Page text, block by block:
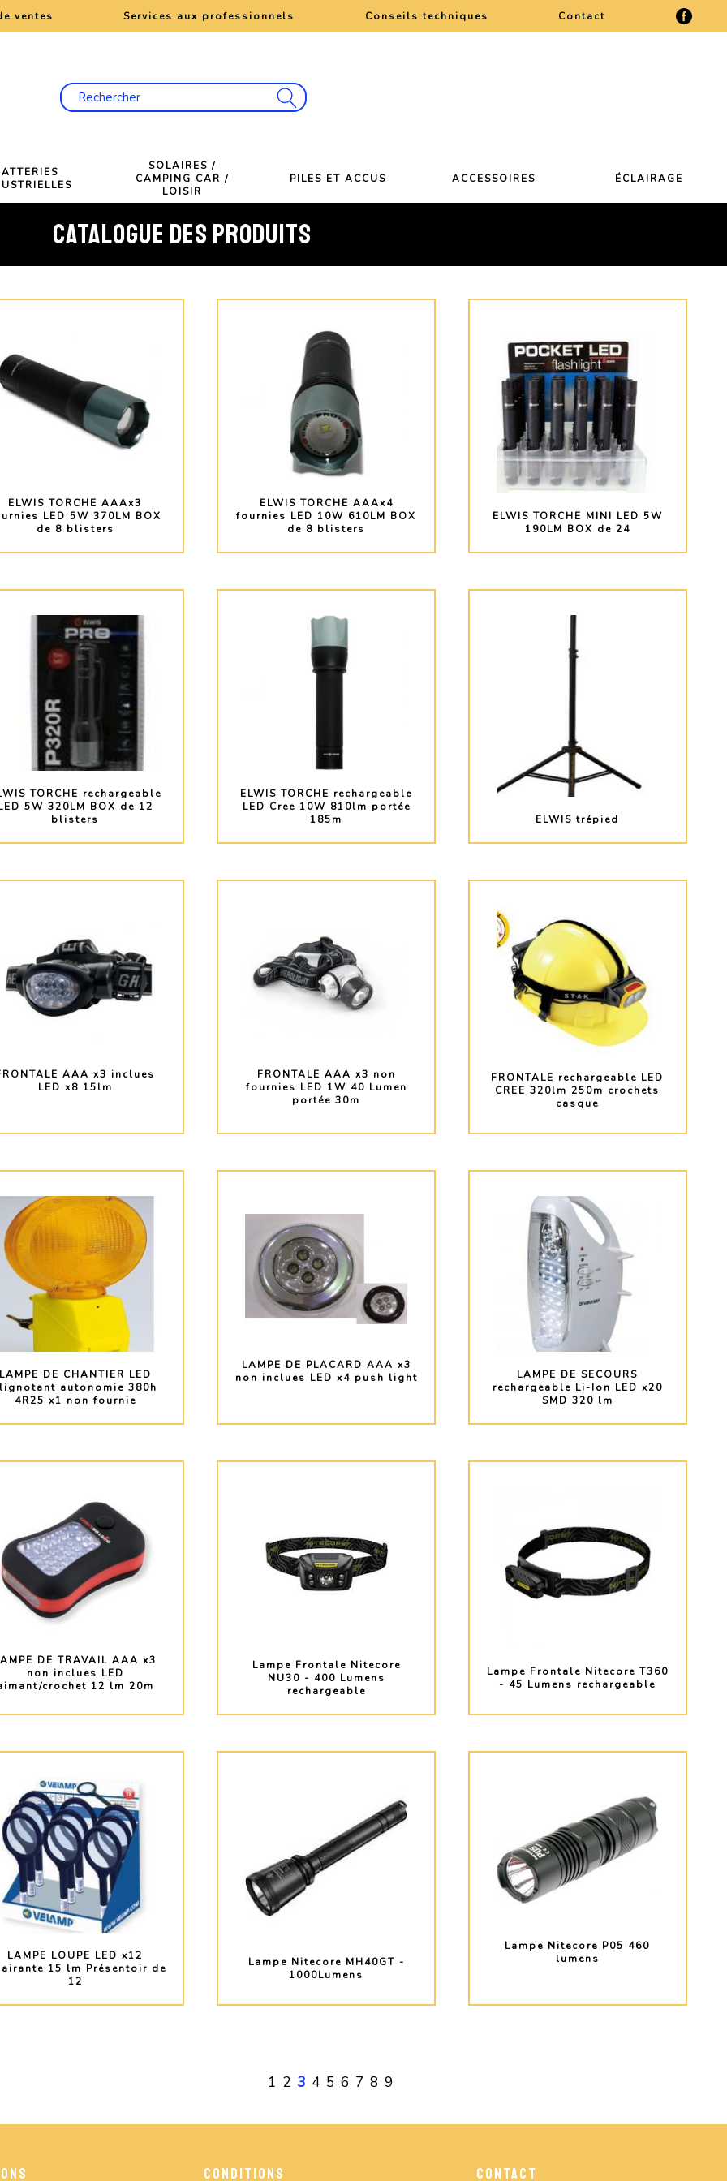
ventes Services aux professionnels Conseils techniques Contact
SOLAIRES /
CAMPING CAR /
LOISIR
PILES ET ACCUS ACCESSOIRES ÉCLAIRAGE
CATALOGUE DES PRODUITS
ELWIS TORCHE AAAx3
LED 5W 370LM BOX
de 8 blisters
ELWIS TORCHE AAAx4
fournies LED 10W 610LM BOX
de 8 blisters
ELWIS TORCHE MINI LED 5W
190LM BOX de 24
TORCHE rechargeable
5W 320LM BOX de 12
blisters
ELWIS TORCHE rechargeable
LED Cree 10W 810lm portée
185m
ELWIS trépied
AAA x3 inclues
LED x8 15lm
FRONTALE AAA x3 non
fournies LED 1W 40 Lumen
portée 30m
FRONTALE rechargeable LED
CREE 320lm 250m crochets
casque
DE CHANTIER LED
autonomie 380h
4R25 x1 non fournie
LAMPE DE PLACARD AAA x3
non inclues LED x4 push light
LAMPE DE SECOURS
rechargeable Li-Ion LED x20
SMD 320 lm
DE TRAVAIL AAA x3
non inclues LED
crochet 12 lm 20m
Lampe Frontale Nitecore
NU30 - 400 Lumens
rechargeable
Lampe Frontale Nitecore T360
- 45 Lumens rechargeable
LAMPE LOUPE LED x12
15 lm Présentoir de
12
Lampe Nitecore MH40GT -
1000Lumens
Lampe Nitecore P05 460
lumens
1 2 3 4 5 6 7 8 9
CONDITIONS CONTACT